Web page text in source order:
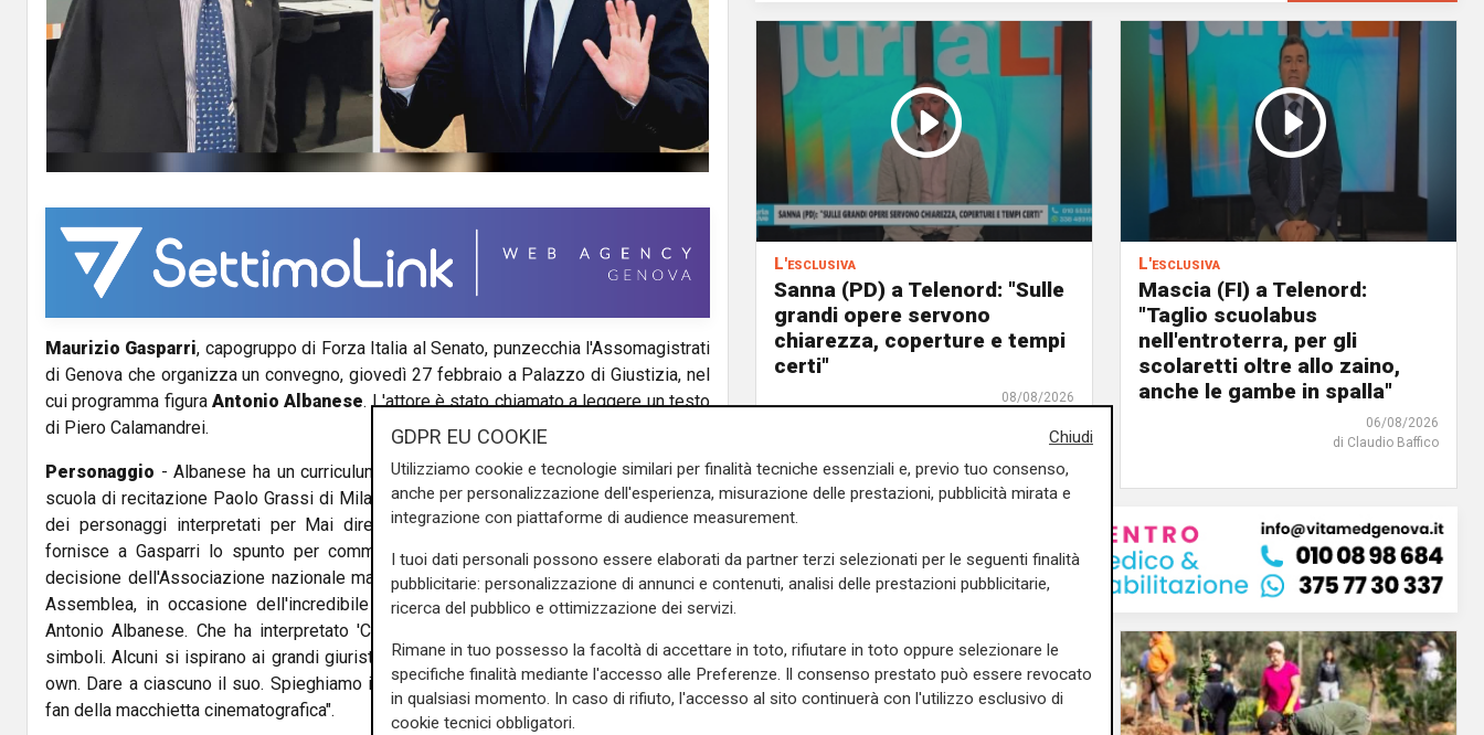
Maurizio Gasparri, capogruppo di Forza Italia al Senato, punzecchia l'Assomagistrati
di Genova che organizza un convegno, giovedì 27 febbraio a Palazzo di Giustizia, nel
cui programma figura Antonio Albanese. L'attore è stato chiamato a leggere un testo
di Piero Calamandrei.
Personaggio - Albanese ha un curriculum assai articolato, a partire dal diploma alla
scuola di recitazione Paolo Grassi di Milano, ma la sua fama di comico, nata ai tempi
dei personaggi interpretati per Mai dire gol fino al politico Cetto La Qualunque,
fornisce a Gasparri lo spunto per commentare: "Trovo assolutamente adeguata la
decisione dell'Associazione nazionale magistrati della Liguria di far aprire la propria
Assemblea, in occasione dell'incredibile sciopero indetto dalle toghe, dal comico
Antonio Albanese. Che ha interpretato 'Cetto La Qualunque'. Ognuno sceglie i suoi
simboli. Alcuni si ispirano ai grandi giuristi, altri a Cetto. Unicuique suum. To each his
own. Dare a ciascuno il suo. Spieghiamo in più lingue per la comprensione anche dei
fan della macchietta cinematografica".
L'esclusiva
Sanna (PD) a Telenord: "Sulle
grandi opere servono
chiarezza, coperture e tempi
certi"
08/08/2026
L'esclusiva
Mascia (FI) a Telenord:
"Taglio scuolabus
nell'entroterra, per gli
scolaretti oltre allo zaino,
anche le gambe in spalla"
06/08/2026
di Claudio Baffico
Chiudi
GDPR EU COOKIE
Utilizziamo cookie e tecnologie similari per finalità tecniche essenziali e, previo tuo consenso,
anche per personalizzazione dell'esperienza, misurazione delle prestazioni, pubblicità mirata e
integrazione con piattaforme di audience measurement.
I tuoi dati personali possono essere elaborati da partner terzi selezionati per le seguenti finalità
pubblicitarie: personalizzazione di annunci e contenuti, analisi delle prestazioni pubblicitarie,
ricerca del pubblico e ottimizzazione dei servizi.
Rimane in tuo possesso la facoltà di accettare in toto, rifiutare in toto oppure selezionare le
specifiche finalità mediante l'accesso alle Preferenze. Il consenso prestato può essere revocato
in qualsiasi momento. In caso di rifiuto, l'accesso al sito continuerà con l'utilizzo esclusivo di
cookie tecnici obbligatori.